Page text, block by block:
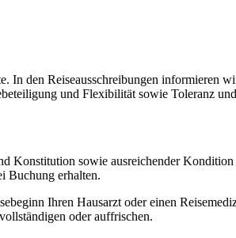
In den Reiseausschreibungen informieren
und Flexibilität sowie Toleranz
Konstitution sowie ausreichender
Buchung erhalten.
Ihren Hausarzt oder einen
oder auffrischen.